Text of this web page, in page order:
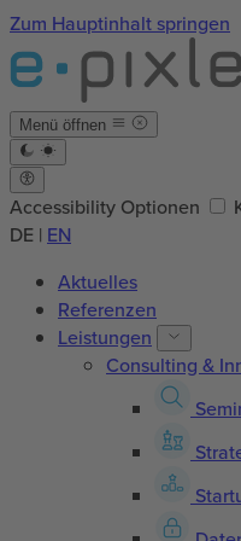
Zum Hauptinhalt springen
Menü öffnen
Accessibility Optionen
DE | EN
Aktuelles
Referenzen
Leistungen
Consulting &